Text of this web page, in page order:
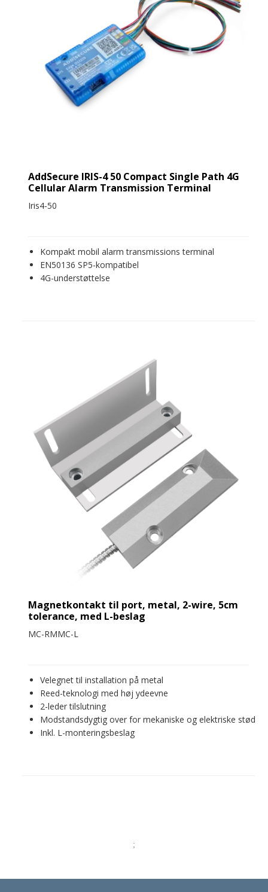
AddSecure IRIS-4 50 Compact Single Path 4G
Cellular Alarm Transmission Terminal
Iris4-50
Kompakt mobil alarm transmissions terminal
EN50136 SP5-kompatibel
4G-understøttelse
Magnetkontakt til port, metal, 2-wire, 5cm
tolerance, med L-beslag
MC-RMMC-L
Velegnet til installation på metal
Reed-teknologi med høj ydeevne
2-leder tilslutning
Modstandsdygtig over for mekaniske og elektriske stød
Inkl. L-monteringsbeslag
;